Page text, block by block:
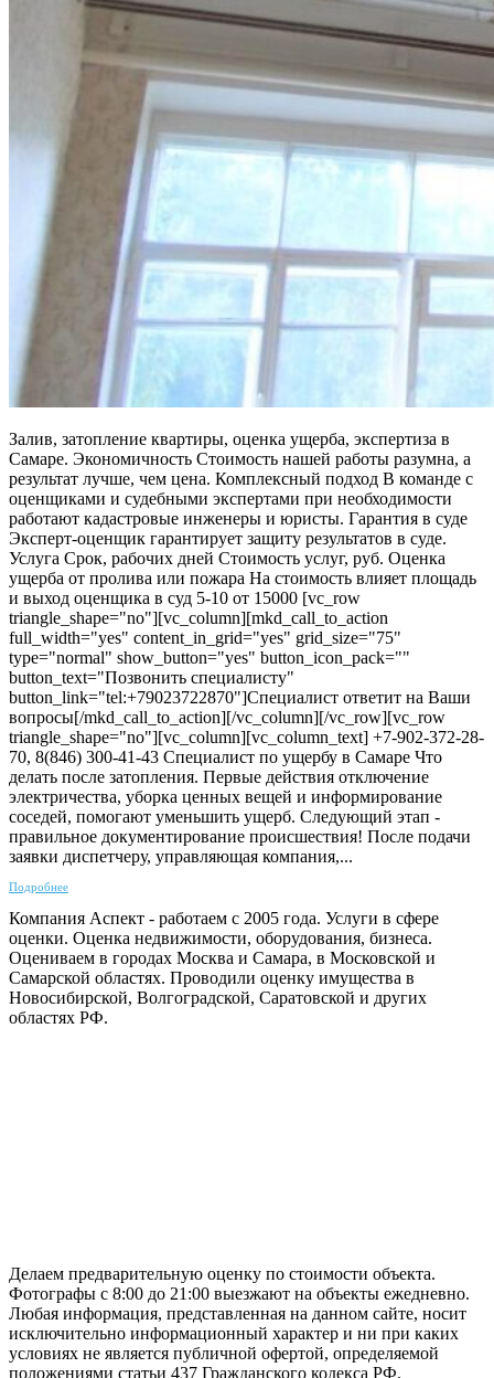
Залив, затопление квартиры, оценка ущерба, экспертиза в
Самаре. Экономичность Стоимость нашей работы разумна, а
результат лучше, чем цена. Комплексный подход В команде с
оценщиками и судебными экспертами при необходимости
работают кадастровые инженеры и юристы. Гарантия в суде
Эксперт-оценщик гарантирует защиту результатов в суде.
Услуга Срок, рабочих дней Стоимость услуг, руб. Оценка
ущерба от пролива или пожара На стоимость влияет площадь
и выход оценщика в суд 5-10 от 15000 [vc_row
triangle_shape="no"][vc_column][mkd_call_to_action
full_width="yes" content_in_grid="yes" grid_size="75"
type="normal" show_button="yes" button_icon_pack=""
button_text="Позвонить специалисту"
button_link="tel:+79023722870"]Специалист ответит на Ваши
вопросы[/mkd_call_to_action][/vc_column][/vc_row][vc_row
triangle_shape="no"][vc_column][vc_column_text] +7-902-372-28-
70, 8(846) 300-41-43 Специалист по ущербу в Самаре Что
делать после затопления. Первые действия отключение
электричества, уборка ценных вещей и информирование
соседей, помогают уменьшить ущерб. Следующий этап -
правильное документирование происшествия! После подачи
заявки диспетчеру, управляющая компания,...
Подробнее
Компания Аспект - работаем с 2005 года. Услуги в сфере
оценки. Оценка недвижимости, оборудования, бизнеса.
Оцениваем в городах Москва и Самара, в Московской и
Самарской областях. Проводили оценку имущества в
Новосибирской, Волгоградской, Саратовской и других
областях РФ.
Делаем предварительную оценку по стоимости объекта.
Фотографы с 8:00 до 21:00 выезжают на объекты ежедневно.
Любая информация, представленная на данном сайте, носит
исключительно информационный характер и ни при каких
условиях не является публичной офертой, определяемой
положениями статьи 437 Гражданского кодекса РФ.